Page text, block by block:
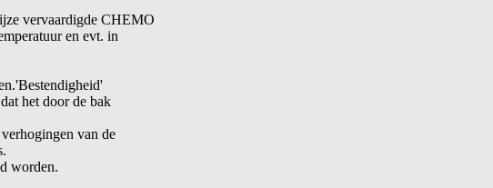
vervaardigde CHEMO
en evt. in
het door de bak
van de
worden.